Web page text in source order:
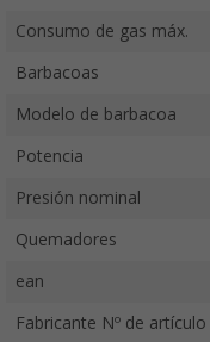
Consumo de gas máx.
Barbacoas
Modelo de barbacoa
Potencia
Presión nominal
Quemadores
ean
Fabricante Nº de artículo